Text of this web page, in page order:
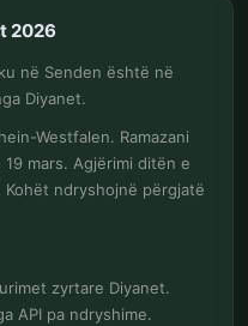
2026
në Senden është në
Diyanet.
Westfalen. Ramazani
mars. Agjërimi ditën e
ndryshojnë përgjatë
zyrtare Diyanet.
API pa ndryshime.